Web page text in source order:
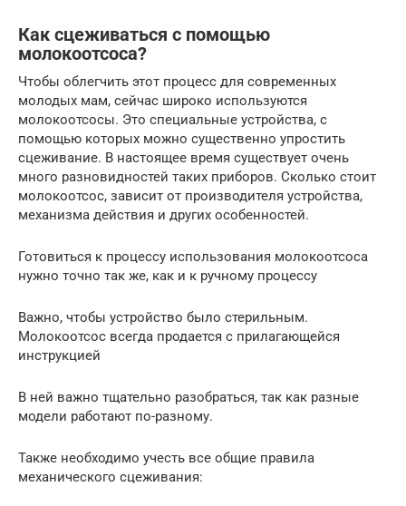
Как сцеживаться с помощью
молокоотсоса?
Чтобы облегчить этот процесс для современных
молодых мам, сейчас широко используются
молокоотсосы. Это специальные устройства, с
помощью которых можно существенно упростить
сцеживание. В настоящее время существует очень
много разновидностей таких приборов. Сколько стоит
молокоотсос, зависит от производителя устройства,
механизма действия и других особенностей.
Готовиться к процессу использования молокоотсоса
нужно точно так же, как и к ручному процессу
Важно, чтобы устройство было стерильным.
Молокоотсос всегда продается с прилагающейся
инструкцией
В ней важно тщательно разобраться, так как разные
модели работают по-разному.
Также необходимо учесть все общие правила
механического сцеживания: